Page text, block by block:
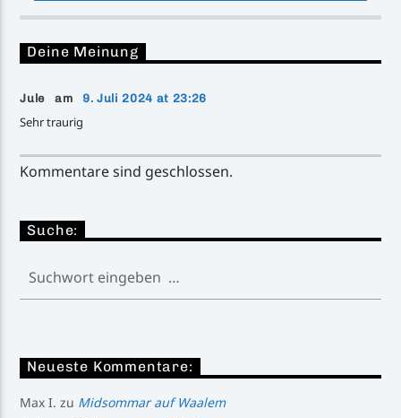
Deine Meinung
Jule am 9. Juli 2024 at 23:26
Sehr traurig
Kommentare sind geschlossen.
Suche:
Neueste Kommentare:
Max I. zu Midsommar auf Waalem